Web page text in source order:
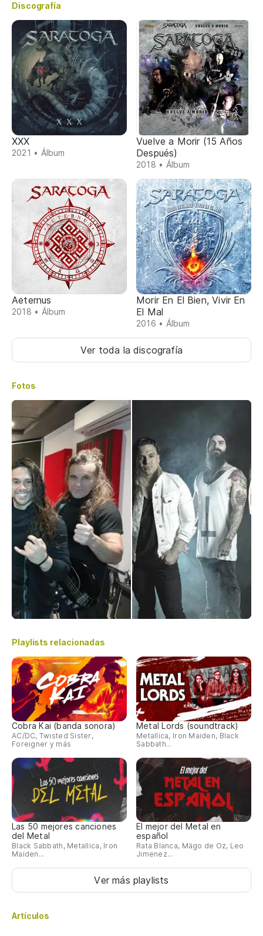
Discografía
XXX
2021 • Álbum
Vuelve a Morir (15 Años
Después)
2018 • Álbum
Aeternus
2018 • Álbum
Morir En El Bien, Vivir En
El Mal
2016 • Álbum
Ver toda la discografía
Fotos
Playlists relacionadas
Cobra Kai (banda sonora)
AC/DC, Twisted Sister,
Foreigner y más
Metal Lords (soundtrack)
Metallica, Iron Maiden, Black
Sabbath...
Las 50 mejores canciones
del Metal
Black Sabbath, Metallica, Iron
Maiden...
El mejor del Metal en
español
Rata Blanca, Mägo de Oz, Leo
Jimenez...
Ver más playlists
Artículos